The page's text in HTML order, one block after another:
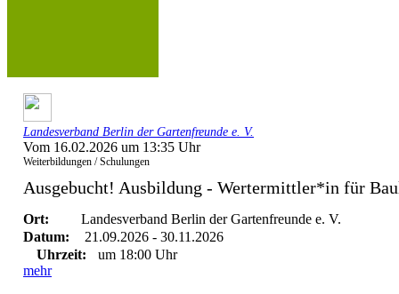
Landesverband Berlin der Gartenfreunde e. V.
Vom 16.02.2026 um 13:35 Uhr
Weiterbildungen / Schulungen
Ausgebucht! Ausbildung - Wertermittler*in für
Ort:
Landesverband Berlin der Gartenfreunde e. V.
Datum:
21.09.2026 - 30.11.2026
Uhrzeit:
um 18:00 Uhr
mehr